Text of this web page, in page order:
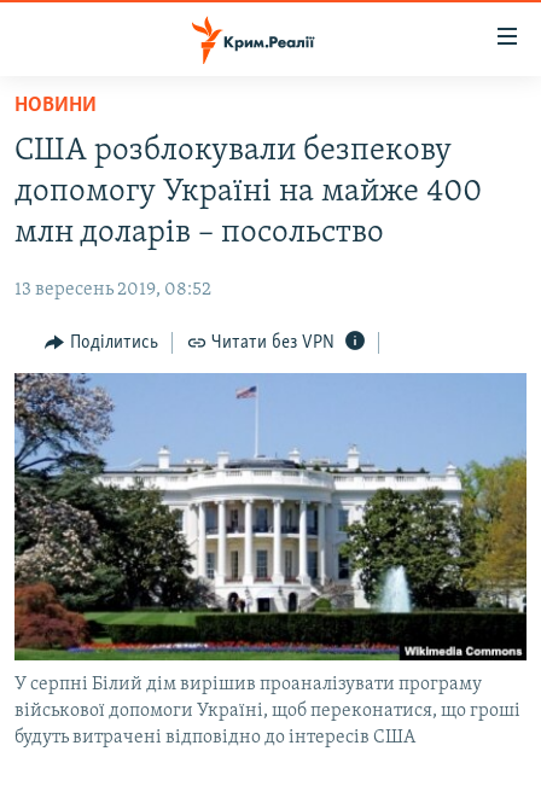
Перейти
основного
матеріалу
до
основної
навігації
Перейти
до
пошуку
ВОДА.КРИМ
ВІДЕО ТА ФОТО
БЛОГИ
ПОГЛЯД
ІНТЕРВ'Ю
ВСЕ ЗА ДЕНЬ
СПЕЦПРОЕКТИ
ДЕПОРТАЦІЯ
ВІДЕОУРОКИ «ELIFBE»
СВІДЧЕННЯ ОКУПАЦІЇ
УКРАЇНСЬКА ПРОБЛЕМА КРИМУ
ІНФОГРАФІКА
ЯК ОБІЙТИ БЛОКУВАННЯ
Русский
Qırımtatar
ДОЛУЧАЙСЯ!
НОВИНИ
США розблокували безпекову
допомогу Україні на майже 400
млн доларів – посольство
13 вересень 2019, 08:52
Поділитись Читати без VPN
У серпні Білий дім вирішив проаналізувати програму
військової допомоги Україні, щоб переконатися, що гроші
будуть витрачені відповідно до інтересів США